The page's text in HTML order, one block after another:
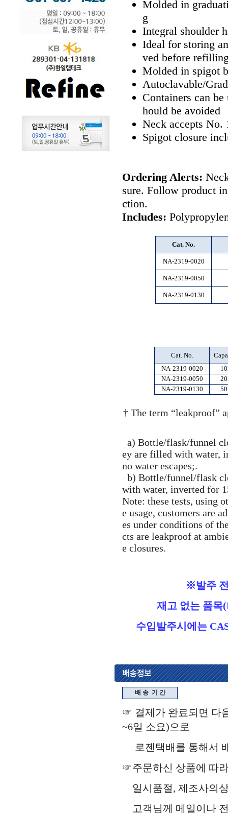
Molded in
g
Integral shoulder
Ideal for storing
ved before
Molded in spigot
Autoclavable/
Containers can
hould be avoided
Neck accepts No.
Spigot closure
Ordering Alerts:
sure. Follow product
ction.
Includes:
Cat. No.
NA-2319-0020
NA-2319-0050
NA-2319-0130
Cat. No.
NA-2319-0020
NA-2319-0050
NA-2319-0130
† The term “leakproof”
a) Bottle/flask/funnel
ey are filled with water,
no water escapes;.
b) Bottle/funnel/flask
with water, inverted for
Note: these tests, using
e usage, customers are
es under conditions of
cts are leakproof at
e closures.
※발주
재고 없는 품목
수입발주시에는
배 송 기 간
☞ 결제가 완료되면 다
~6일 소요)으로
로젠택배를 통해서
☞주문하신 상품에 따
일시품절, 제조사의
고객님께 메일이나